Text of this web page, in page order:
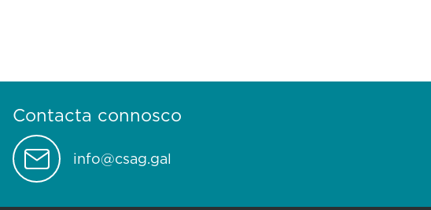
Contacta connosco
info@csag.gal